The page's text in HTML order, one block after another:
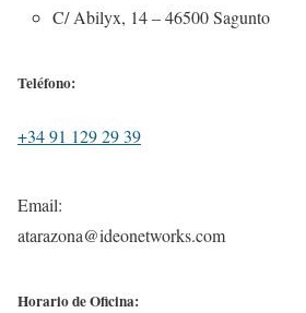
C/ Abilyx, 14 – 46500 Sagunto
Teléfono:
+34 91 129 29 39
Email:
atarazona@ideonetworks.com
Horario de Oficina: